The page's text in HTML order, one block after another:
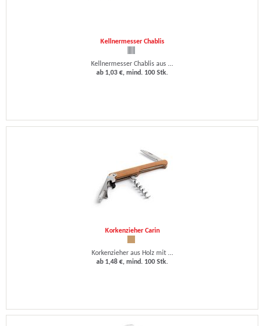
Kellnermesser Chablis
Kellnermesser Chablis aus ...
ab 1,03 €, mind. 100 Stk.
Korkenzieher Carin
Korkenzieher aus Holz mit ...
ab 1,48 €, mind. 100 Stk.